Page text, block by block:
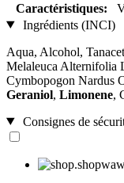
Caractéristiques:
Ingrédients (INCI)
Aqua, Alcohol,
Melaleuca Alternifolia
Cymbopogon Nardus
Geraniol, Limonene,
Consignes de